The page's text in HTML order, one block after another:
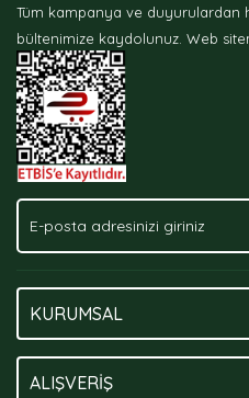
Ürün bilgilerinde hatalar
Ürün fiyatı diğer sitelerden
Bu ürüne benzer farklı
Tüm kampanya ve duyurulardan
bültenimize kaydolunuz. Web
KURUMSAL
ALIŞVERİŞ